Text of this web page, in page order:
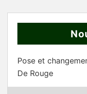
Pose et
De Rouge